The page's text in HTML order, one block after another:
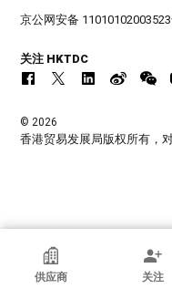
香港贸发局参展商
深圳市中创
供应商 关注
京公网安备
关注 HKTDC
© 2026
香港贸易发展局版权所有，